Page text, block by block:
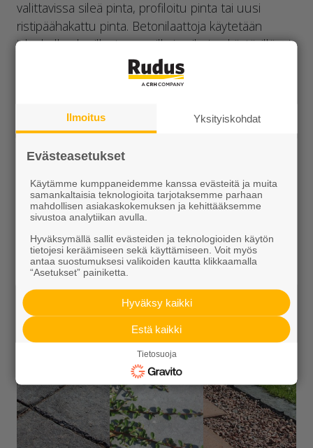
valittavissa sileä pinta, profiloitu pinta tai uusi
ristipäähakattu pinta. Betonilaattoja käytetään
jalankulkualueilla, terasseilla ja pihojen käytävillä, ei
koneellisen kunnossapidon alueilla. Laatat
saumataan perinteisellä saumahiekalla tai GftK
mm. Laatassa on 2 mm asennusnystyrät, jotka
jättävät laatoitukseen automaattisesti sopivan
sauman.
Sauma-ainemenekki: • Saumahiekka 0-1 mm n. 1
kg/m²
Ilmoitus Yksityiskohdat
Evästeasetukset
Käytämme kumppaneidemme kanssa evästeitä ja muita
samankaltaisia teknologioita tarjotaksemme parhaan
mahdollisen asiakaskokemuksen ja kehittääksemme
sivustoa analytiikan avulla.
Hyväksymällä sallit evästeiden ja teknologioiden käytön
tietojesi keräämiseen sekä käyttämiseen. Voit myös
antaa suostumuksesi valikoiden kautta klikkaamalla
“Asetukset” painiketta.
Hyväksy kaikki
Estä kaikki
Tietosuoja